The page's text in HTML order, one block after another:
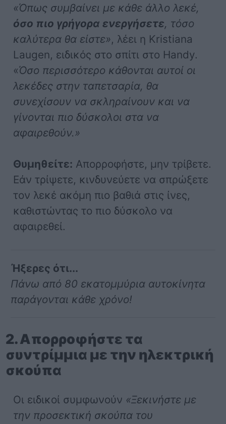
«Όπως συμβαίνει με κάθε άλλο λεκέ,
όσο πιο γρήγορα ενεργήσετε, τόσο
καλύτερα θα είστε», λέει η Kristiana
Laugen, ειδικός στο σπίτι στο Handy.
«Όσο περισσότερο κάθονται αυτοί οι
λεκέδες στην ταπετσαρία, θα
συνεχίσουν να σκληραίνουν και να
γίνονται πιο δύσκολοι στα να
αφαιρεθούν.»
Θυμηθείτε: Απορροφήστε, μην τρίβετε.
Εάν τρίψετε, κινδυνεύετε να σπρώξετε
τον λεκέ ακόμη πιο βαθιά στις ίνες,
καθιστώντας το πιο δύσκολο να
αφαιρεθεί.
Ήξερες ότι...
Πάνω από 80 εκατομμύρια αυτοκίνητα
παράγονται κάθε χρόνο!
2. Απορροφήστε τα
συντρίμμια με την ηλεκτρική
σκούπα
Οι ειδικοί συμφωνούν «Ξεκινήστε με
την προσεκτική σκούπα του